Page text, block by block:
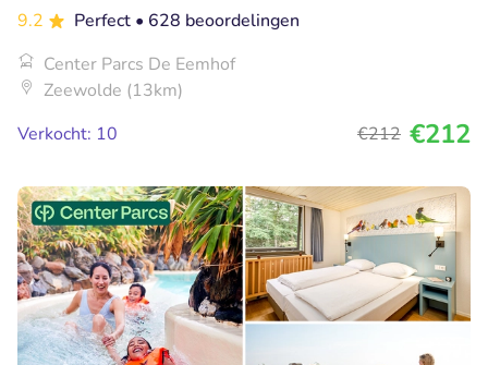
9.2 Perfect • 628 beoordelingen
Center Parcs De Eemhof
Zeewolde (13km)
Verkocht: 10
€212 €212